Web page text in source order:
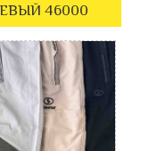
46000